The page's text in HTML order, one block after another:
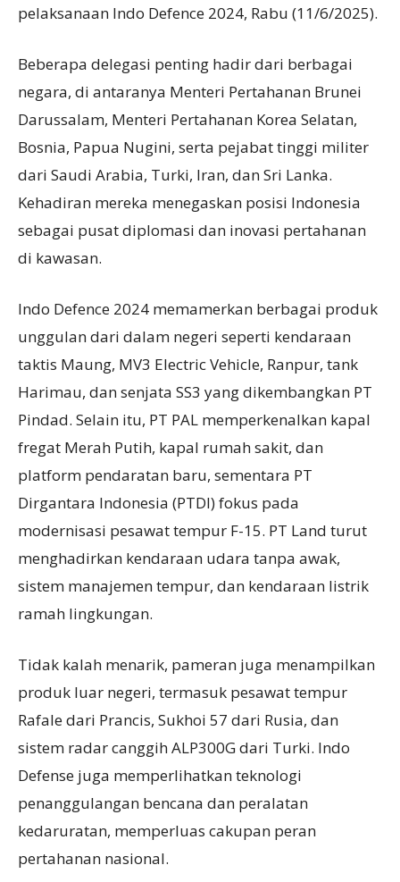
pelaksanaan Indo Defence 2024, Rabu (11/6/2025).
Beberapa delegasi penting hadir dari berbagai
negara, di antaranya Menteri Pertahanan Brunei
Darussalam, Menteri Pertahanan Korea Selatan,
Bosnia, Papua Nugini, serta pejabat tinggi militer
dari Saudi Arabia, Turki, Iran, dan Sri Lanka.
Kehadiran mereka menegaskan posisi Indonesia
sebagai pusat diplomasi dan inovasi pertahanan
di kawasan.
Indo Defence 2024 memamerkan berbagai produk
unggulan dari dalam negeri seperti kendaraan
taktis Maung, MV3 Electric Vehicle, Ranpur, tank
Harimau, dan senjata SS3 yang dikembangkan PT
Pindad. Selain itu, PT PAL memperkenalkan kapal
fregat Merah Putih, kapal rumah sakit, dan
platform pendaratan baru, sementara PT
Dirgantara Indonesia (PTDI) fokus pada
modernisasi pesawat tempur F-15. PT Land turut
menghadirkan kendaraan udara tanpa awak,
sistem manajemen tempur, dan kendaraan listrik
ramah lingkungan.
Tidak kalah menarik, pameran juga menampilkan
produk luar negeri, termasuk pesawat tempur
Rafale dari Prancis, Sukhoi 57 dari Rusia, dan
sistem radar canggih ALP300G dari Turki. Indo
Defense juga memperlihatkan teknologi
penanggulangan bencana dan peralatan
kedaruratan, memperluas cakupan peran
pertahanan nasional.